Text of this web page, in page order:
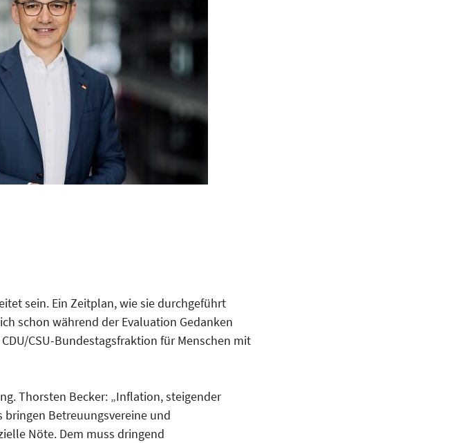
sein. Ein Zeitplan, wie sie durchgeführt
schon während der Evaluation Gedanken
CSU-Bundestagsfraktion für Menschen mit
Thorsten Becker: „Inflation, steigender
Betreuungsvereine und
Nöte. Dem muss dringend